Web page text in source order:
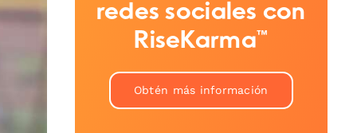
redes sociales con
RiseKarma™
Obtén más información